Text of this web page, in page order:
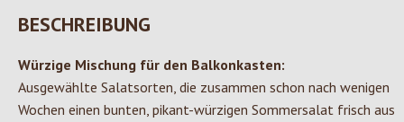
BESCHREIBUNG
Würzige Mischung für den Balkonkasten:
Ausgewählte Salatsorten, die zusammen schon nach wenigen
Wochen einen bunten, pikant-würzigen Sommersalat frisch aus